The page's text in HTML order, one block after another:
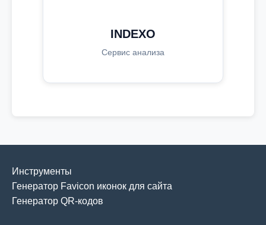
INDEXO
Сервис анализа
Инструменты
Генератор Favicon иконок для сайта
Генератор QR-кодов